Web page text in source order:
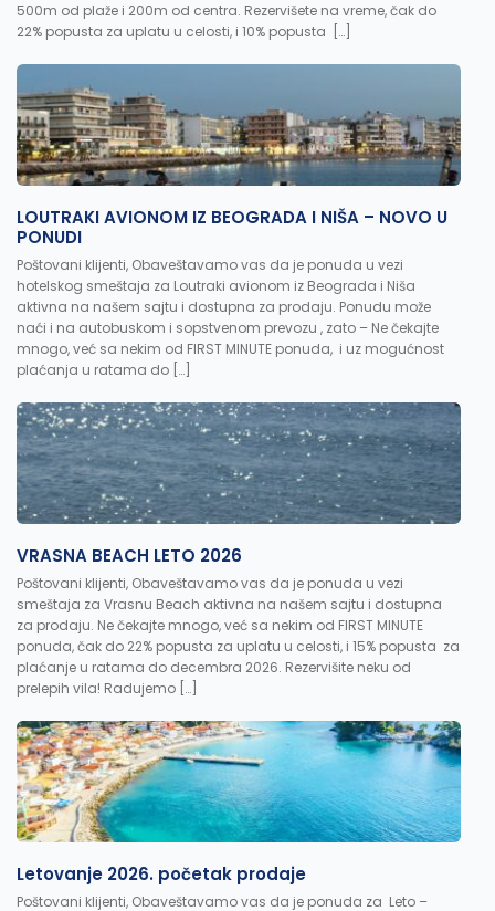
500m od plaže i 200m od centra. Rezervišete na vreme, čak do
22% popusta za uplatu u celosti, i 10% popusta […]
LOUTRAKI AVIONOM IZ BEOGRADA I NIŠA – NOVO U
PONUDI
Poštovani klijenti, Obaveštavamo vas da je ponuda u vezi
hotelskog smeštaja za Loutraki avionom iz Beograda i Niša
aktivna na našem sajtu i dostupna za prodaju. Ponudu može
naći i na autobuskom i sopstvenom prevozu , zato – Ne čekajte
mnogo, već sa nekim od FIRST MINUTE ponuda, i uz mogućnost
plaćanja u ratama do […]
VRASNA BEACH LETO 2026
Poštovani klijenti, Obaveštavamo vas da je ponuda u vezi
smeštaja za Vrasnu Beach aktivna na našem sajtu i dostupna
za prodaju. Ne čekajte mnogo, već sa nekim od FIRST MINUTE
ponuda, čak do 22% popusta za uplatu u celosti, i 15% popusta za
plaćanje u ratama do decembra 2026. Rezervišite neku od
prelepih vila! Radujemo […]
Letovanje 2026. početak prodaje
Poštovani klijenti, Obaveštavamo vas da je ponuda za Leto –